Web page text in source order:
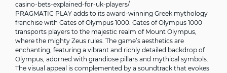
casino-bets-explained-for-uk-players/
PRAGMATIC PLAY adds to its award-winning Greek mythology
franchise with Gates of Olympus 1000. Gates of Olympus 1000
transports players to the majestic realm of Mount Olympus,
where the mighty Zeus rules. The game’s aesthetics are
enchanting, featuring a vibrant and richly detailed backdrop of
Olympus, adorned with grandiose pillars and mythical symbols.
The visual appeal is complemented by a soundtrack that evokes